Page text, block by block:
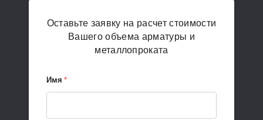
Оставьте заявку на расчет стоимости
Вашего объема арматуры и
металлопроката
Имя *